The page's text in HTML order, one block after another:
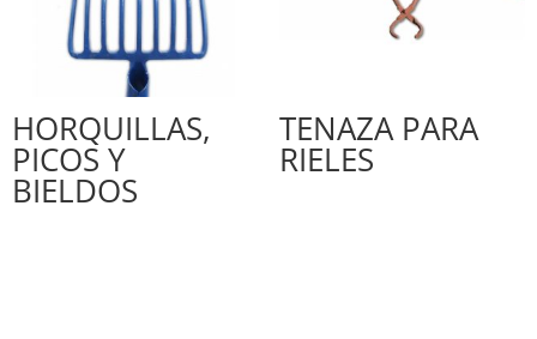
HORQUILLAS,
PICOS Y
BIELDOS
TENAZA PARA
RIELES